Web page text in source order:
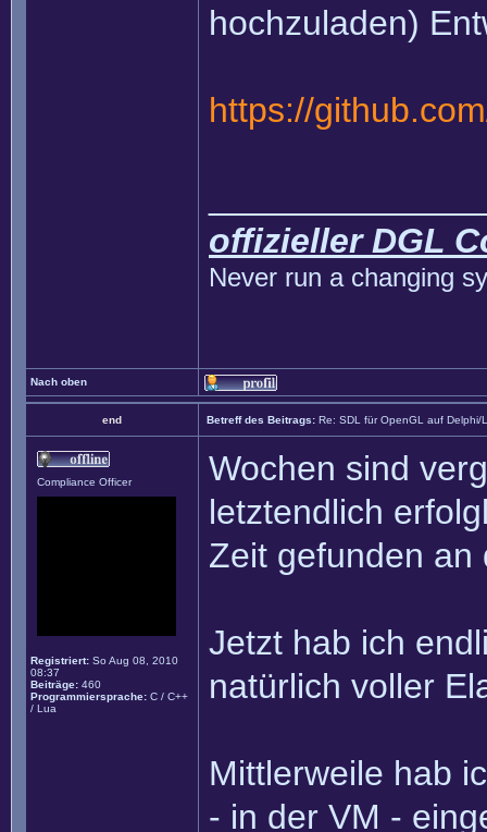
hochzuladen)
https://
offizieller DGL
Never run a changing
Nach oben
end Betreff des Beitrags: Re: SDL für OpenGL auf Delphi/
Compliance Officer
Registriert: So Aug 08, 2010
08:37
Beiträge: 460
Programmiersprache: C / C++
/ Lua
Wochen sind
letztendlich
Zeit gefunden
Jetzt hab ich
natürlich voller
Mittlerweile hab
- in der VM -